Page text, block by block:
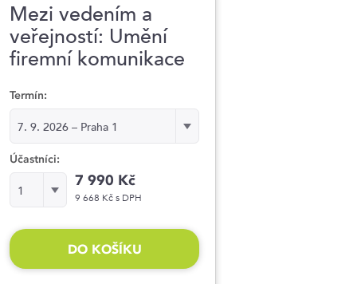
Mezi vedením a
veřejností: Umění
firemní komunikace
Termín:
7. 9. 2026 – Praha 1
Termín:
Účastníci:
1
Účastníci: 7 990 Kč
9 668 Kč s DPH
DO KOŠÍKU